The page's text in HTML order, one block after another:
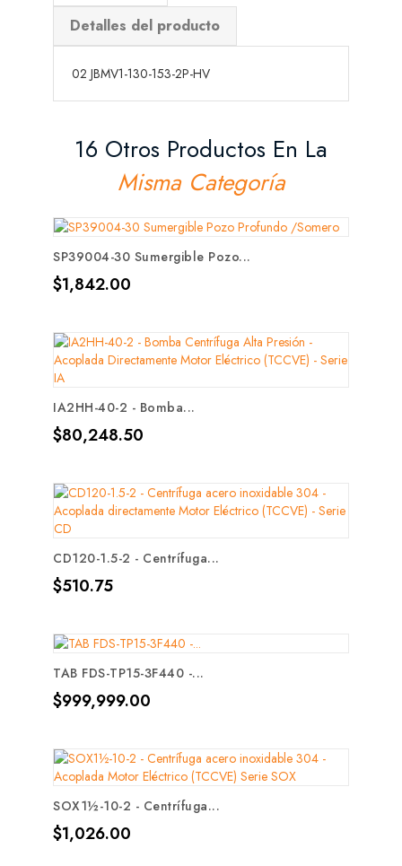
Detalles del producto
02 JBMV1-130-153-2P-HV
16 Otros Productos En La
Misma Categoría
SP39004-30 Sumergible Pozo...
Precio
$1,842.00
IA2HH-40-2 - Bomba...
Precio
$80,248.50
CD120-1.5-2 - Centrífuga...
Precio
$510.75
TAB FDS-TP15-3F440 -...
Precio
$999,999.00
SOX1½-10-2 - Centrífuga...
Precio
$1,026.00